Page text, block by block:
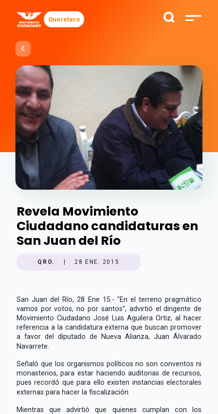
Queretaro
Revela Movimiento
Ciudadano candidaturas en
San Juan del Río
QRO. 28 ENE. 2015
San Juan del Río, 28 Ene 15.- "En el terreno pragmático
vamos por votos, no por santos", advirtió el dirigente de
Movimiento Ciudadano José Luis Aguilera Ortiz, al hacer
referencia a la candidatura externa que buscan promover
a favor del diputado de Nueva Alianza, Juan Álvarado
Navarrete.
Señaló que los organismos políticos no son conventos ni
monasterios, para estar haciendo auditorias de recursos,
pues recordó que para ello existen instancias electorales
externas para hacer la fiscalización.
Mientras que advirtió que quienes cumplan con los